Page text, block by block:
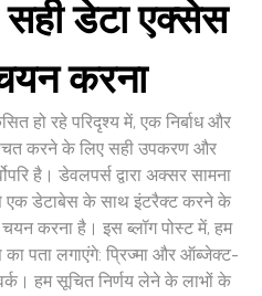
डेटा एक्सेस
करना
हो रहे परिदृश्य में, एक निर्बाध और
करने के लिए सही उपकरण और
है। डेवलपर्स द्वारा अक्सर सामना
एक डेटाबेस के साथ इंटरैक्ट करने के
करना है। इस ब्लॉग पोस्ट में, हम
पता लगाएंगे: प्रिज्मा और ऑब्जेक्ट-
हम सूचित निर्णय लेने के लाभों के